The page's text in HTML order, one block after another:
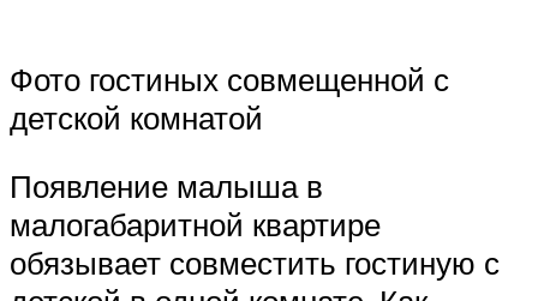
Фото гостиных совмещенной с
детской комнатой
Появление малыша в
малогабаритной квартире
обязывает совместить гостиную с